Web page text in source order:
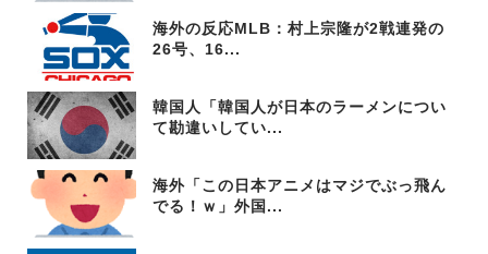
海外の反応MLB：村上宗隆が2戦連発の
26号、16...
韓国人「韓国人が日本のラーメンについ
て勘違いしてい...
海外「この日本アニメはマジでぶっ飛ん
でる！ｗ」外国...